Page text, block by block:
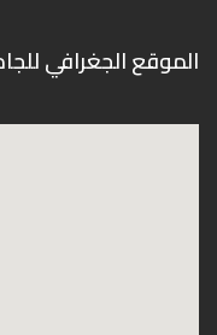
الموقع الجغرافي